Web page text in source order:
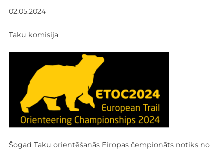
02.05.2024
Taku komisija
Šogad Taku orientēšanās Eiropas čempionāts notiks no